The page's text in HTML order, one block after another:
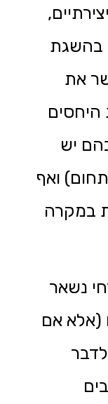
בהשגת
את
יש
ואף
במקרה
נשאר
(אלא אם